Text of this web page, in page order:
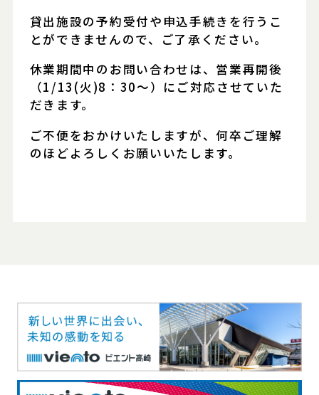
貸出施設の予約受付や申込手続きを行うこ
とができませんので、ご了承ください。
休業期間中のお問い合わせは、営業再開後
（1/13(火)8：30～）にご対応させていた
だきます。
ご不便をおかけいたしますが、何卒ご理解
のほどよろしくお願いいたします。